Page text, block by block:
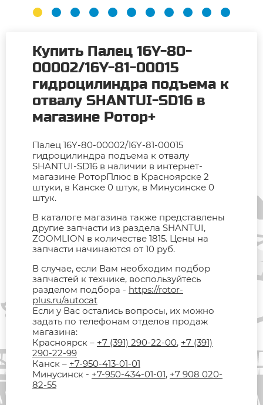
Купить Палец 16Y-80-
00002/16Y-81-00015
гидроцилиндра подъема к
отвалу SHANTUI-SD16 в
магазине Ротор+
Палец 16Y-80-00002/16Y-81-00015
гидроцилиндра подъема к отвалу
SHANTUI-SD16 в наличии в интернет-
магазине РоторПлюс в Красноярске 2
штуки, в Канске 0 штук, в Минусинске 0
штук.
В каталоге магазина также представлены
другие запчасти из раздела SHANTUI,
ZOOMLION в количестве 1815. Цены на
запчасти начинаются от 10 руб.
В случае, если Вам необходим подбор
запчастей к технике, воспользуйтесь
разделом подбора - https://rotor-
plus.ru/autocat
Если у Вас остались вопросы, их можно
задать по телефонам отделов продаж
магазина:
Красноярск – +7 (391) 290-22-00, +7 (391)
290-22-99
Канск – +7-950-413-01-01
Минусинск - +7-950-434-01-01, +7 908 020-
82-55